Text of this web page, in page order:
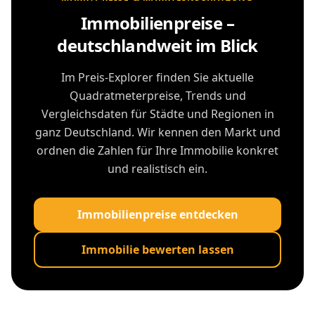
Immobilienpreise –
deutschlandweit im Blick
Im Preis-Explorer finden Sie aktuelle
Quadratmeterpreise, Trends und
Vergleichsdaten für Städte und Regionen in
ganz Deutschland. Wir kennen den Markt und
ordnen die Zahlen für Ihre Immobilie konkret
und realistisch ein.
Immobilienpreise entdecken
Immobilie bewerten lassen